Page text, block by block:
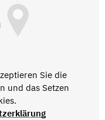
Sie die
und das Setzen